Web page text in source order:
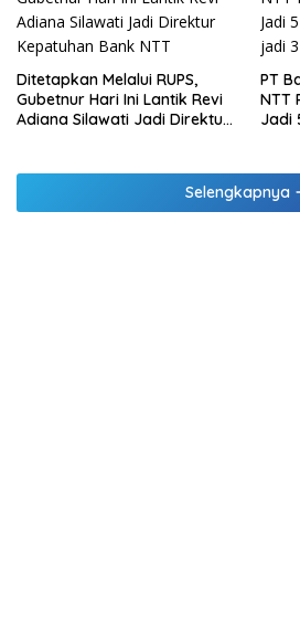
Ditetapkan Melalui RUPS,
Gubetnur Hari Ini Lantik Revi
Adiana Silawati Jadi Direktur
PT
NTT
Jadi
Selengkapnya